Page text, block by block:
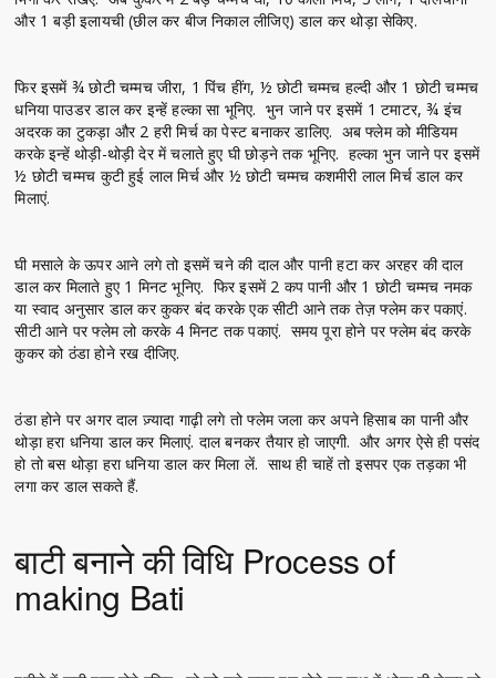
और 1 बड़ी इलायची (छील कर बीज निकाल लीजिए) डाल कर थोड़ा सेकिए.
फिर इसमें ¾ छोटी चम्मच जीरा, 1 पिंच हींग, ½ छोटी चम्मच हल्दी और 1 छोटी चम्मच
धनिया पाउडर डाल कर इन्हें हल्का सा भूनिए. भुन जाने पर इसमें 1 टमाटर, ¾ इंच
अदरक का टुकड़ा और 2 हरी मिर्च का पेस्ट बनाकर डालिए. अब फ्लेम को मीडियम
करके इन्हें थोड़ी-थोड़ी देर में चलाते हुए घी छोड़ने तक भूनिए. हल्का भुन जाने पर इसमें
½ छोटी चम्मच कुटी हुई लाल मिर्च और ½ छोटी चम्मच कशमीरी लाल मिर्च डाल कर
मिलाएं.
घी मसाले के ऊपर आने लगे तो इसमें चने की दाल और पानी हटा कर अरहर की दाल
डाल कर मिलाते हुए 1 मिनट भूनिए. फिर इसमें 2 कप पानी और 1 छोटी चम्मच नमक
या स्वाद अनुसार डाल कर कुकर बंद करके एक सीटी आने तक तेज़ फ्लेम कर पकाएं.
सीटी आने पर फ्लेम लो करके 4 मिनट तक पकाएं. समय पूरा होने पर फ्लेम बंद करके
कुकर को ठंडा होने रख दीजिए.
ठंडा होने पर अगर दाल ज़्यादा गाढ़ी लगे तो फ्लेम जला कर अपने हिसाब का पानी और
थोड़ा हरा धनिया डाल कर मिलाएं. दाल बनकर तैयार हो जाएगी. और अगर ऐसे ही पसंद
हो तो बस थोड़ा हरा धनिया डाल कर मिला लें. साथ ही चाहें तो इसपर एक तड़का भी
लगा कर डाल सकते हैं.
बाटी बनाने की विधि Process of
making Bati